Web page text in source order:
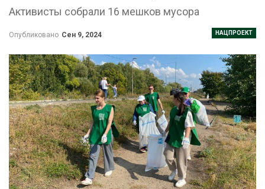
Активисты собрали 16 мешков мусора
НАЦПРОЕКТ
Опубликовано Сен 9, 2024